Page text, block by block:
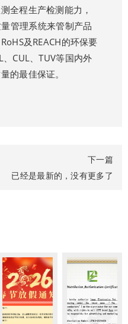
全程生产检测能力，
管理系统来管制产品
及REACH的环保要
CUL、TUV等国内外
的最佳保证。
下一篇
已经是最新的，没有更多了